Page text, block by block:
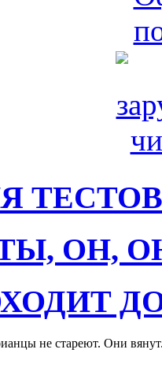
ТЕСТОВ
ОН,
не стареют. Они